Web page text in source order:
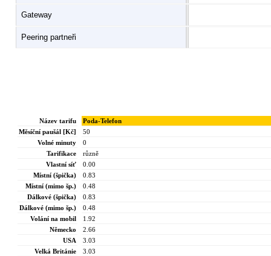
Gateway
Peering partneři
Název tarifu
Měsíční paušál [Kč]
Volné minuty
Tarifikace
Vlastní síť
Místní (špička)
Místní (mimo šp.)
Dálkové (špička)
Dálkové (mimo šp.)
Volání na mobil
Německo
USA
Velká Británie
Poda-Telefon
50
0
různě
0.00
0.83
0.48
0.83
0.48
1.92
2.66
3.03
3.03